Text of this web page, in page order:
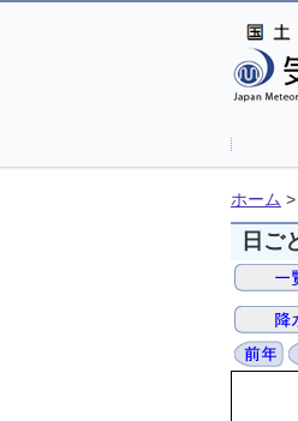
ホーム >
日ご